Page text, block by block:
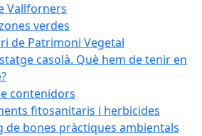
Vallforners
verdes
de Patrimoni Vegetal
casolà. Què hem de tenir en
contenidors
fitosanitaris i herbicides
de bones pràctiques ambientals